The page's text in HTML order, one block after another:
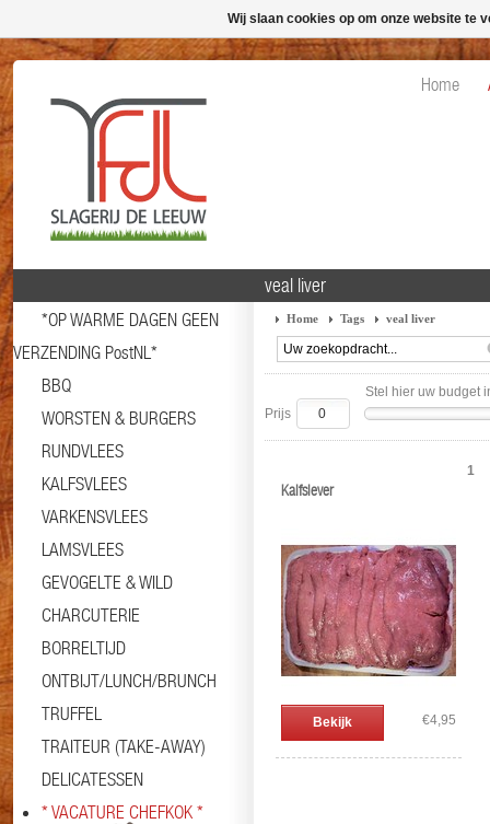
Home
*OP WARME DAGEN GEEN
VERZENDING PostNL*
BBQ
WORSTEN & BURGERS
RUNDVLEES
KALFSVLEES
VARKENSVLEES
LAMSVLEES
GEVOGELTE & WILD
CHARCUTERIE
BORRELTIJD
ONTBIJT/LUNCH/BRUNCH
TRUFFEL
TRAITEUR (TAKE-AWAY)
DELICATESSEN
* VACATURE CHEFKOK *
veal liver
Home Tags veal liver
Stel hier uw budget
Prijs
Kalfslever
Bekijk €4,95
1
Wij slaan cookies op om onze website te